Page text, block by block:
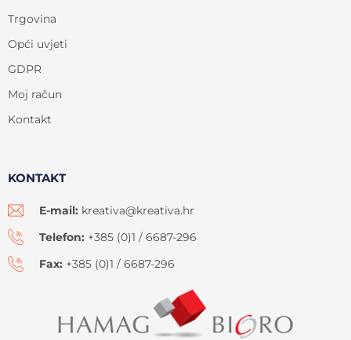
Trgovina
Opći uvjeti
GDPR
Moj račun
Kontakt
KONTAKT
E-mail: kreativa@kreativa.hr
Telefon: +385 (0)1 / 6687-296
Fax: +385 (0)1 / 6687-296